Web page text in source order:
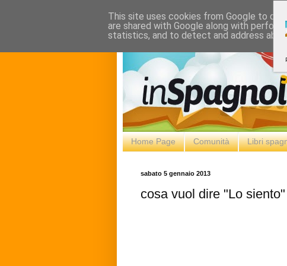
Home Page Comunità Libri
sabato 5 gennaio 2013
cosa vuol dire "Lo
This site uses cookies from Google to
are shared with Google along with
statistics, and to detect and address